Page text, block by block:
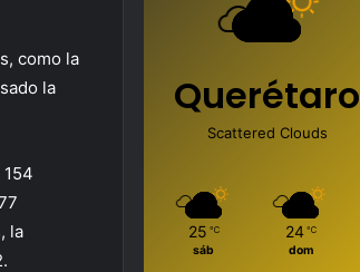
como la
la
la
Querétaro
Scattered Clouds
25 ℃
sáb
24 ℃
dom